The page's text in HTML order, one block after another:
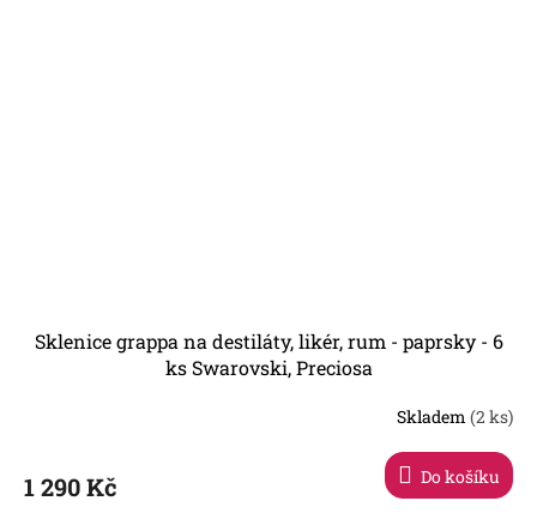
Sklenice grappa na destiláty, likér, rum - paprsky - 6
ks Swarovski, Preciosa
Skladem (2 ks)
1 290 Kč Do košíku